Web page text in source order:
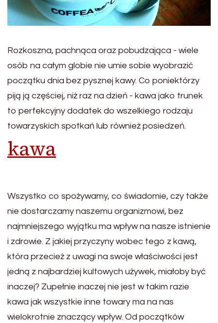
Rozkoszna, pachnąca oraz pobudzająca - wiele
osób na całym globie nie umie sobie wyobrazić
początku dnia bez pysznej kawy. Co poniektórzy
piją ją częściej, niż raz na dzień - kawa jako trunek
to perfekcyjny dodatek do wszelkiego rodzaju
towarzyskich spotkań lub również posiedzeń.
kawa
Wszystko co spożywamy, co świadomie, czy także
nie dostarczamy naszemu organizmowi, bez
najmniejszego wyjątku ma wpływ na nasze istnienie
i zdrowie. Z jakiej przyczyny wobec tego z kawą,
która przecież z uwagi na swoje właściwości jest
jedną z najbardziej kultowych używek, miałoby być
inaczej? Zupełnie inaczej nie jest w takim razie
kawa jak wszystkie inne towary ma na nas
wielokrotnie znaczący wpływ. Od początków